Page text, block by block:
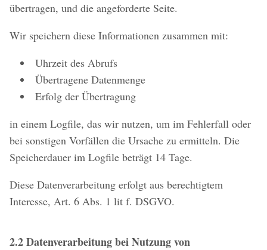
übertragen, und die angeforderte Seite.
Wir speichern diese Informationen zusammen mit:
Uhrzeit des Abrufs
Übertragene Datenmenge
Erfolg der Übertragung
in einem Logfile, das wir nutzen, um im Fehlerfall oder
bei sonstigen Vorfällen die Ursache zu ermitteln. Die
Speicherdauer im Logfile beträgt 14 Tage.
Diese Datenverarbeitung erfolgt aus berechtigtem
Interesse, Art. 6 Abs. 1 lit f. DSGVO.
2.2 Datenverarbeitung bei Nutzung von